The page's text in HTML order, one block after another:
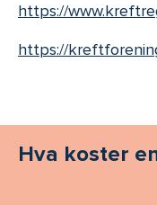
https://
https://
Hva koster